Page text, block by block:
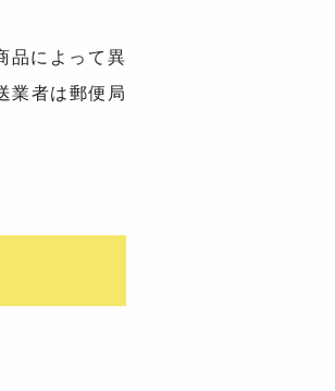
品によって異
業者は郵便局